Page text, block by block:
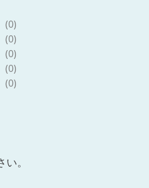
(0)
(0)
(0)
(0)
(0)
。